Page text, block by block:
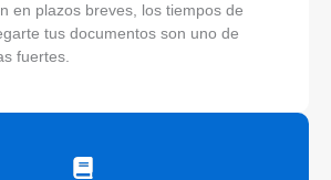
en plazos breves, los tiempos de
tus documentos son uno de
fuertes.